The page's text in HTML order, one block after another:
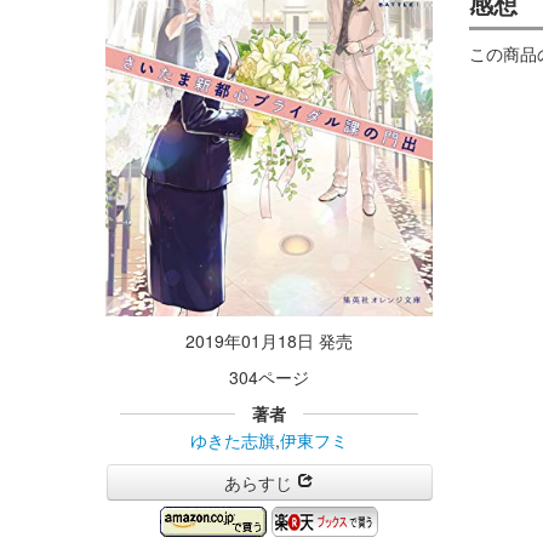
2019年01月18日 発売
304ページ
著者
ゆきた志旗,伊東フミ
あらすじ
この商品